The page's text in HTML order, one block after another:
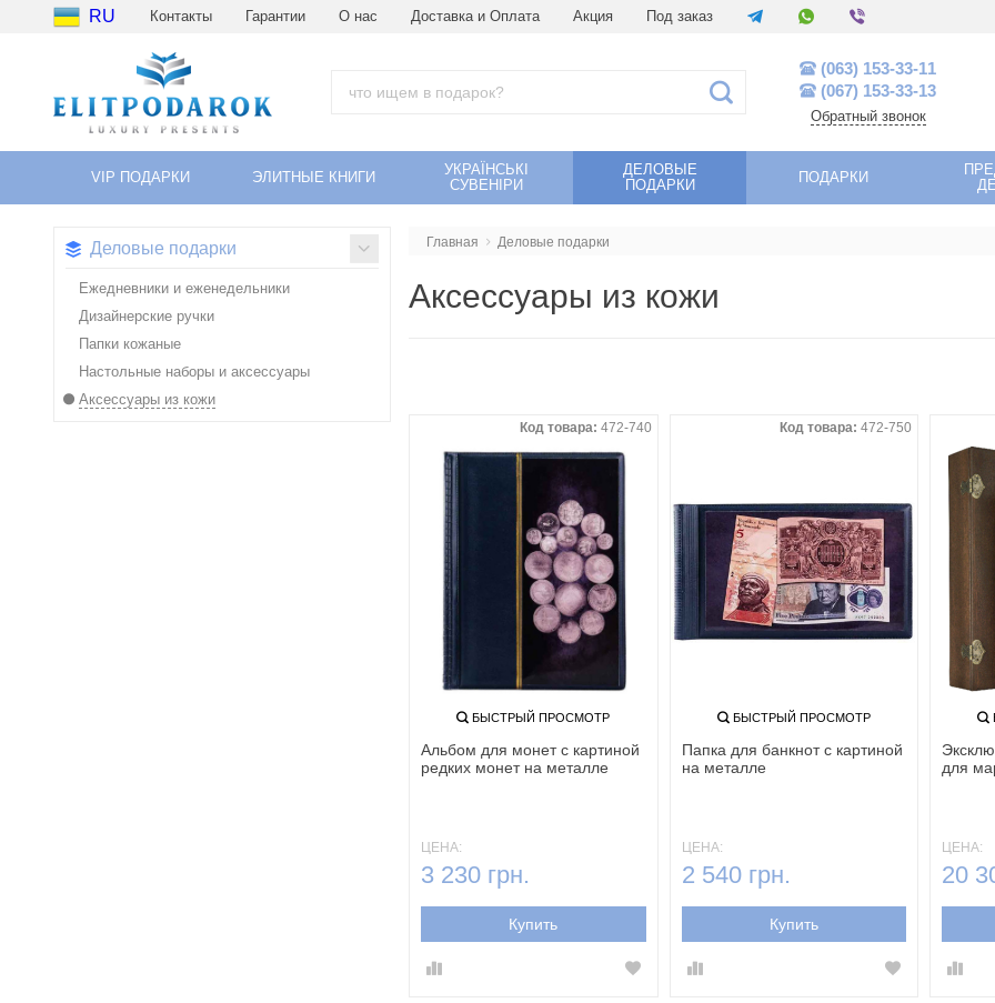
RU Контакты Гарантии О нас Доставка и Оплата Акция Под заказ
(063) 153-33-11
(067) 153-33-13
Обратный звонок
VIP ПОДАРКИ ЭЛИТНЫЕ КНИГИ
УКРАЇНСЬКІ
СУВЕНІРИ
ДЕЛОВЫЕ
ПОДАРКИ
ПОДАРКИ
Деловые подарки
Ежедневники и еженедельники
Дизайнерские ручки
Папки кожаные
Настольные наборы и аксессуары
Аксессуары из кожи
Главная Деловые подарки
Аксессуары из кожи
Код товара: 472-740
БЫСТРЫЙ ПРОСМОТР
Альбом для монет с картиной
редких монет на металле
ЦЕНА:
3 230 грн.
Купить
Код товара: 472-750
БЫСТРЫЙ ПРОСМОТР
Папка для банкнот с картиной
на металле
ЦЕНА:
2 540 грн.
Купить
для
ЦЕНА:
20